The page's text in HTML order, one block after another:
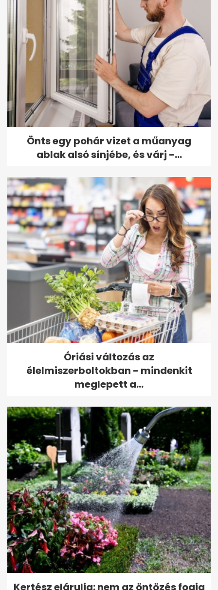
Önts egy pohár vizet a műanyag
ablak alsó sínjébe, és várj -...
Óriási változás az
élelmiszerboltokban - mindenkit
meglepett a...
Kertész elárulja: nem az öntözés fogja